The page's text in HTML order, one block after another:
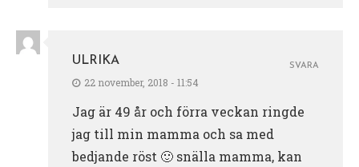
ULRIKA
22 november, 2018 - 11:54
Jag är 49 år och förra veckan ringde
jag till min mamma och sa med
bedjande röst 🙂 snälla mamma, kan
SVARA